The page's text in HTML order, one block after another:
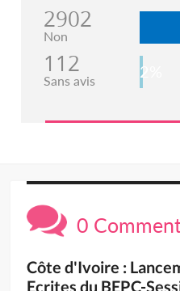
2902
Non
112
Sans avis 2%
0
Côte d'Ivoire :
Ecrites du BEPC-